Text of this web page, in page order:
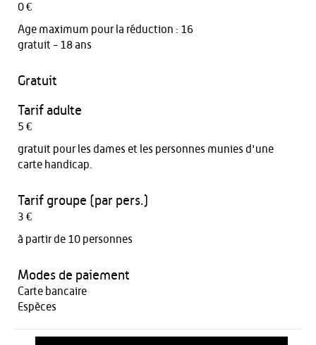
0 €
Age maximum pour la réduction : 16
gratuit - 18 ans
Gratuit
Tarif adulte
5 €
gratuit pour les dames et les personnes munies d'une
carte handicap.
Tarif groupe (par pers.)
3 €
à partir de 10 personnes
Modes de paiement
Carte bancaire
Espèces